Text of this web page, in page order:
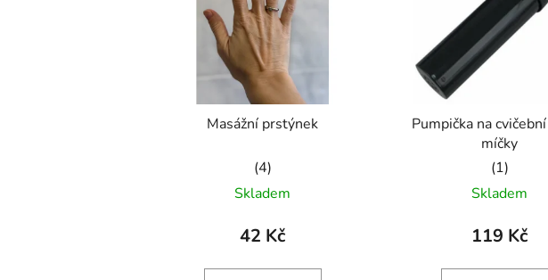
Masážní prstýnek
Průměrné
hodnocení
produktu
5,0
Skladem
42 Kč
Pumpička na
míčky
produktu
5,0
Skladem
119 Kč